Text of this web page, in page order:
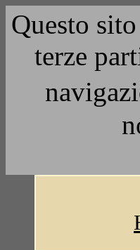
Questo
terze